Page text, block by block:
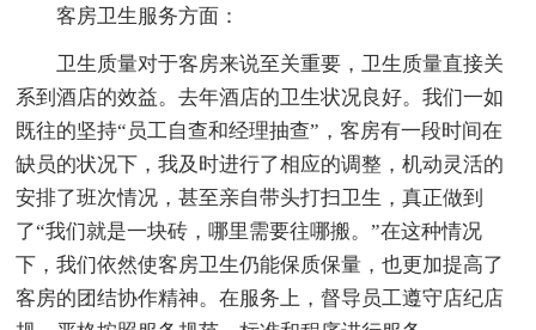
客房卫生服务方面：
卫生质量对于客房来说至关重要，卫生质量直接关
系到酒店的效益。去年酒店的卫生状况良好。我们一如
既往的坚持“员工自查和经理抽查”，客房有一段时间在
缺员的状况下，我及时进行了相应的调整，机动灵活的
安排了班次情况，甚至亲自带头打扫卫生，真正做到
了“我们就是一块砖，哪里需要往哪搬。”在这种情况
下，我们依然使客房卫生仍能保质保量，也更加提高了
客房的团结协作精神。在服务上，督导员工遵守店纪店